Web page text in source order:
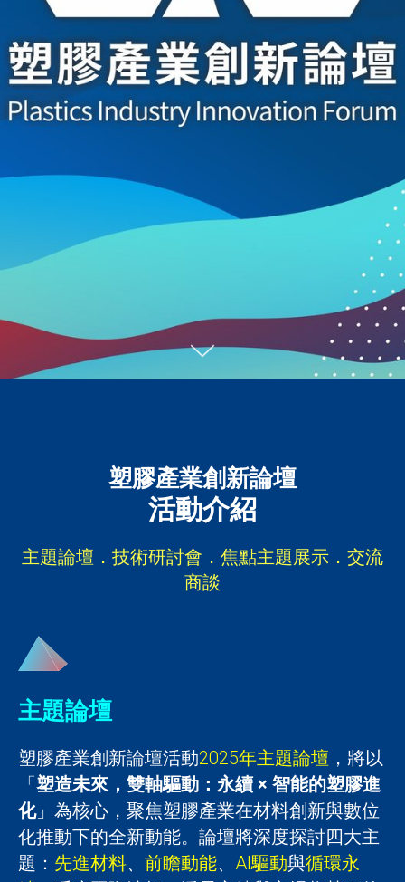
塑膠產業創新論壇
活動介紹
主題論壇．技術研討會．焦點主題展示．交流
商談
主題論壇
塑膠產業創新論壇活動2025年主題論壇 ，將以
「塑造未來，雙軸驅動：永續 × 智能的塑膠進
化」為核心，聚焦塑膠產業在材料創新與數位
化推動下的全新動能。論壇將深度探討四大主
題： 先進材料、 前瞻動能、 AI驅動與循環永